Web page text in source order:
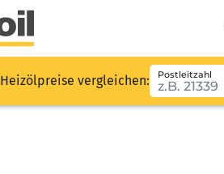
Heizölpreise vergleichen: Postleitzahl